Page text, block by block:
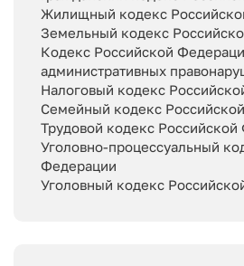
Жилищный кодекс
Земельный кодекс
Кодекс Российской
административных
Налоговый кодекс
Семейный кодекс
Трудовой кодекс
Уголовно-процессуальный
Федерации
Уголовный кодекс